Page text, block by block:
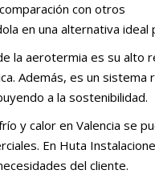
con otros
en una alternativa ideal
la aerotermia es su alto
Además, es un
a la sostenibilidad.
y calor en Valencia se
En Huta
del cliente.